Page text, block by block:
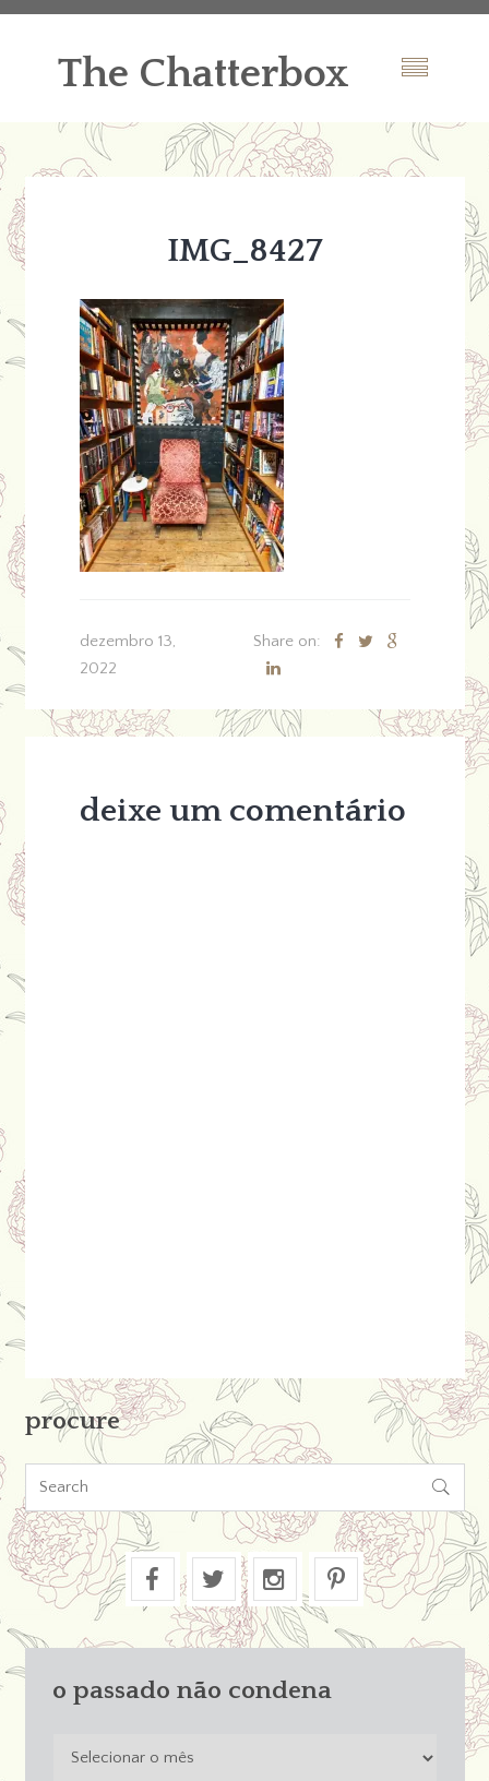
The Chatterbox
IMG_8427
dezembro 13,
2022
Share on:
deixe um comentário
procure

o passado não condena